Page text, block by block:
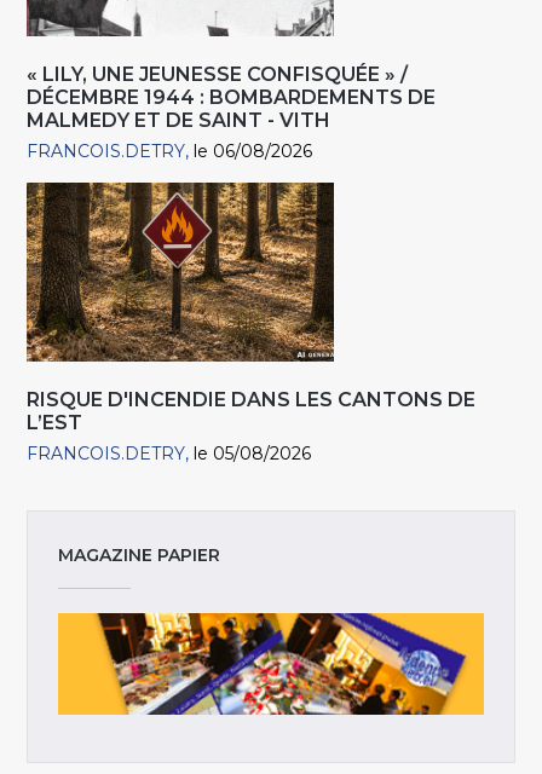
« LILY, UNE JEUNESSE CONFISQUÉE » /
DÉCEMBRE 1944 : BOMBARDEMENTS DE
MALMEDY ET DE SAINT - VITH
FRANCOIS.DETRY le 06/08/2026
RISQUE D'INCENDIE DANS LES CANTONS DE
L’EST
FRANCOIS.DETRY le 05/08/2026
MAGAZINE PAPIER